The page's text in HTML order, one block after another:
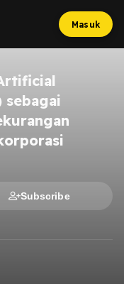
Masuk
Subscribe